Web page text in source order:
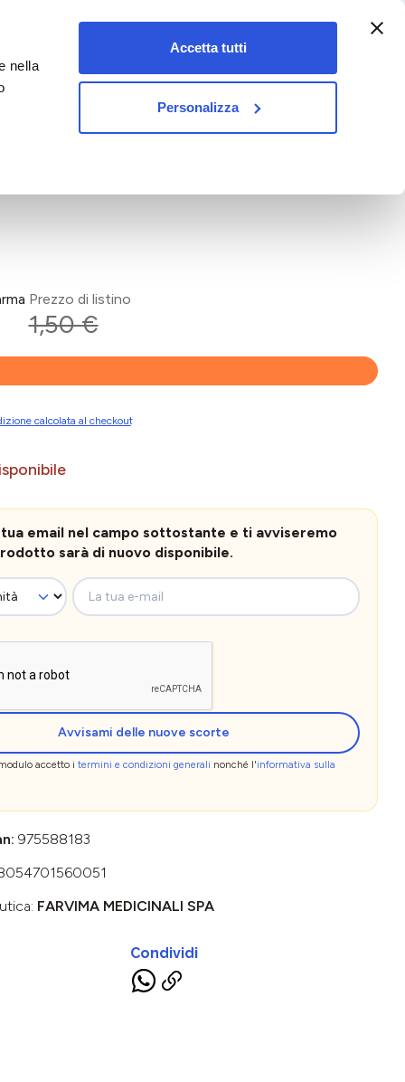
nella
Accetta tutti
Personalizza
vet&pet
Prezzo di listino
1,50 €
calcolata al checkout
email nel campo sottostante e ti avviseremo
sarà di nuovo disponibile.
La tua e-mail
Avvisami delle nuove scorte
accetto i termini e condizioni generali nonché l'informativa sulla
975588183
FARVIMA MEDICINALI SPA
Condividi